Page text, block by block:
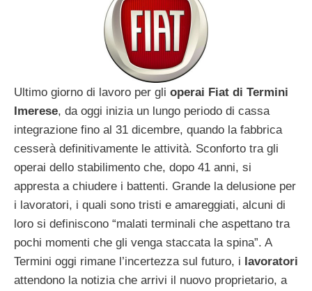
Ultimo giorno di lavoro per gli operai Fiat di Termini
Imerese, da oggi inizia un lungo periodo di cassa
integrazione fino al 31 dicembre, quando la fabbrica
cesserà definitivamente le attività. Sconforto tra gli
operai dello stabilimento che, dopo 41 anni, si
appresta a chiudere i battenti. Grande la delusione per
i lavoratori, i quali sono tristi e amareggiati, alcuni di
loro si definiscono “malati terminali che aspettano tra
pochi momenti che gli venga staccata la spina”. A
Termini oggi rimane l’incertezza sul futuro, i lavoratori
attendono la notizia che arrivi il nuovo proprietario, a